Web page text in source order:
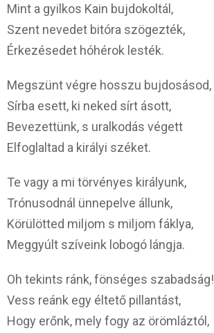
Mint a gyilkos Kain bujdokoltál,
Szent nevedet bitóra szögezték,
Érkezésedet hóhérok lesték.
Megszünt végre hosszu bujdosásod,
Sírba esett, ki neked sírt ásott,
Bevezettünk, s uralkodás végett
Elfoglaltad a királyi széket.
Te vagy a mi törvényes királyunk,
Trónusodnál ünnepelve állunk,
Körülötted miljom s miljom fáklya,
Meggyúlt szíveink lobogó lángja.
Oh tekints ránk, fönséges szabadság!
Vess reánk egy éltető pillantást,
Hogy erőnk, mely fogy az örömláztól,